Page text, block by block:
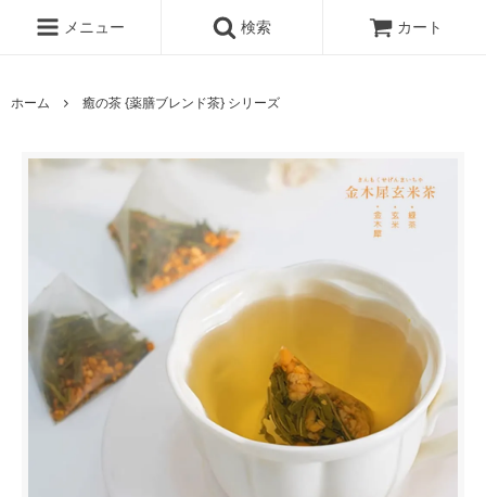
メニュー 検索 カート
ホーム 癒の茶 {薬膳ブレンド茶} シリーズ